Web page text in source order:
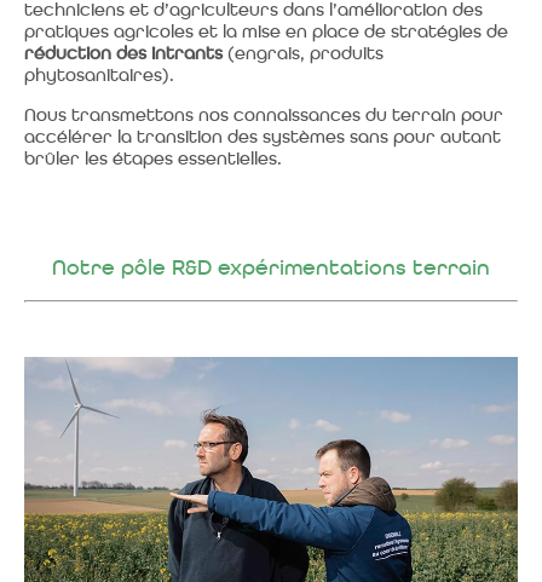
techniciens et d’agriculteurs dans l’amélioration des
pratiques agricoles et la mise en place de stratégies de
réduction des intrants(engrais, produits
phytosanitaires).
Nous transmettons nos connaissances du terrain pour
accélérer la transition des systèmes sans pour autant
brûler les étapes essentielles.
Notre pôle R&D expérimentations terrain